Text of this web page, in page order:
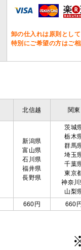
卸の仕入れは原則とし
特別にご希望の方はご
北信越 関東
新潟県
富山県
石川県
福井県
長野県
茨城
栃木
群馬
埼玉
千葉
東京
神奈
山梨
660円 660